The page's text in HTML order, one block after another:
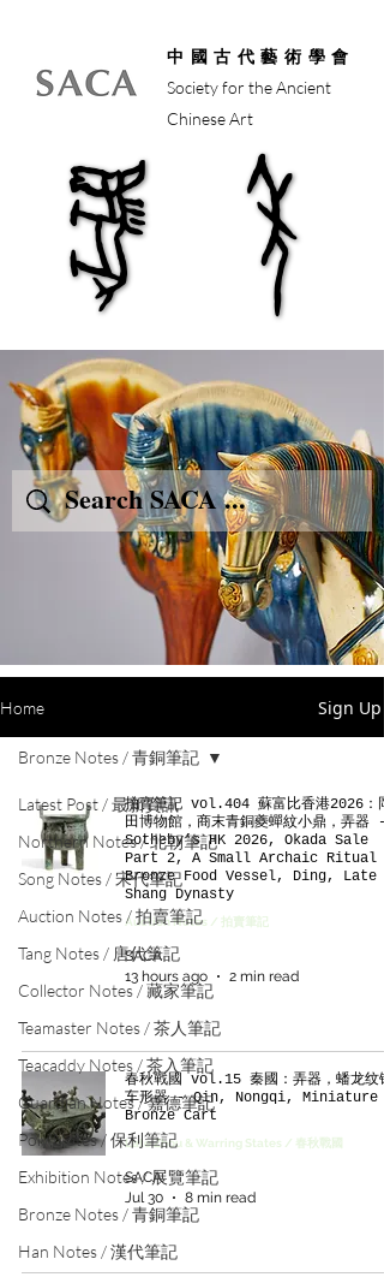
中國古代藝術學會
Society for the Ancient
Chinese Art
馬年
馬年
Home Sign Up
Latest Post / 最新資訊
Northern Notes / 北朝筆記
Song Notes / 宋代筆記
Auction Notes / 拍賣筆記
Tang Notes / 唐代筆記
Collector Notes / 藏家筆記
Teamaster Notes / 茶人筆記
Teacaddy Notes / 茶入筆記
Guardian Notes / 嘉德筆記
Poly Notes / 保利筆記
Exhibition Notes / 展覽筆記
Bronze Notes / 青銅筆記
Han Notes / 漢代筆記
Bronze Notes / 青銅筆記
拍賣筆記 vol.404 蘇富比香港2026：岡
田博物館，商末青銅夔蟬紋小鼎，弄器 -
Sotheby’s HK 2026, Okada Sale
Part 2, A Small Archaic Ritual
Bronze Food Vessel, Ding, Late
Shang Dynasty
Auction Notes / 拍賣筆記
SACA
13 hours ago
2 min read
春秋戰國 vol.15 秦國：弄器，蟠龙纹铜
车形器 - Qin, Nongqi, Miniature
Bronze Cart
Late Zhou & Warring States / 春秋戰國
SACA
Jul 30
8 min read